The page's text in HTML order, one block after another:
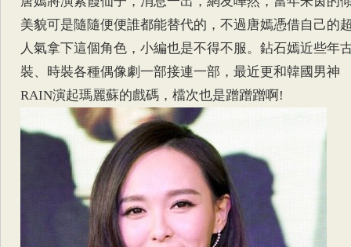
美貌可是隨隨便便誰都能替代的，不過唐嫣憑借自己的
人氣拿下這個角色，小編也是不得不服。鉆石嫣近些年
裝、時裝各種偶像劇一部接連一部，最近更和韓國男神
RAIN演起瑪麗蘇的戲碼，檔次也是蹭蹭蹭啊!